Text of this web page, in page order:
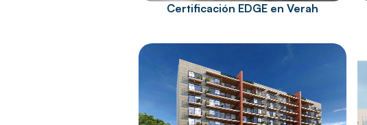
Certificación EDGE en Verah